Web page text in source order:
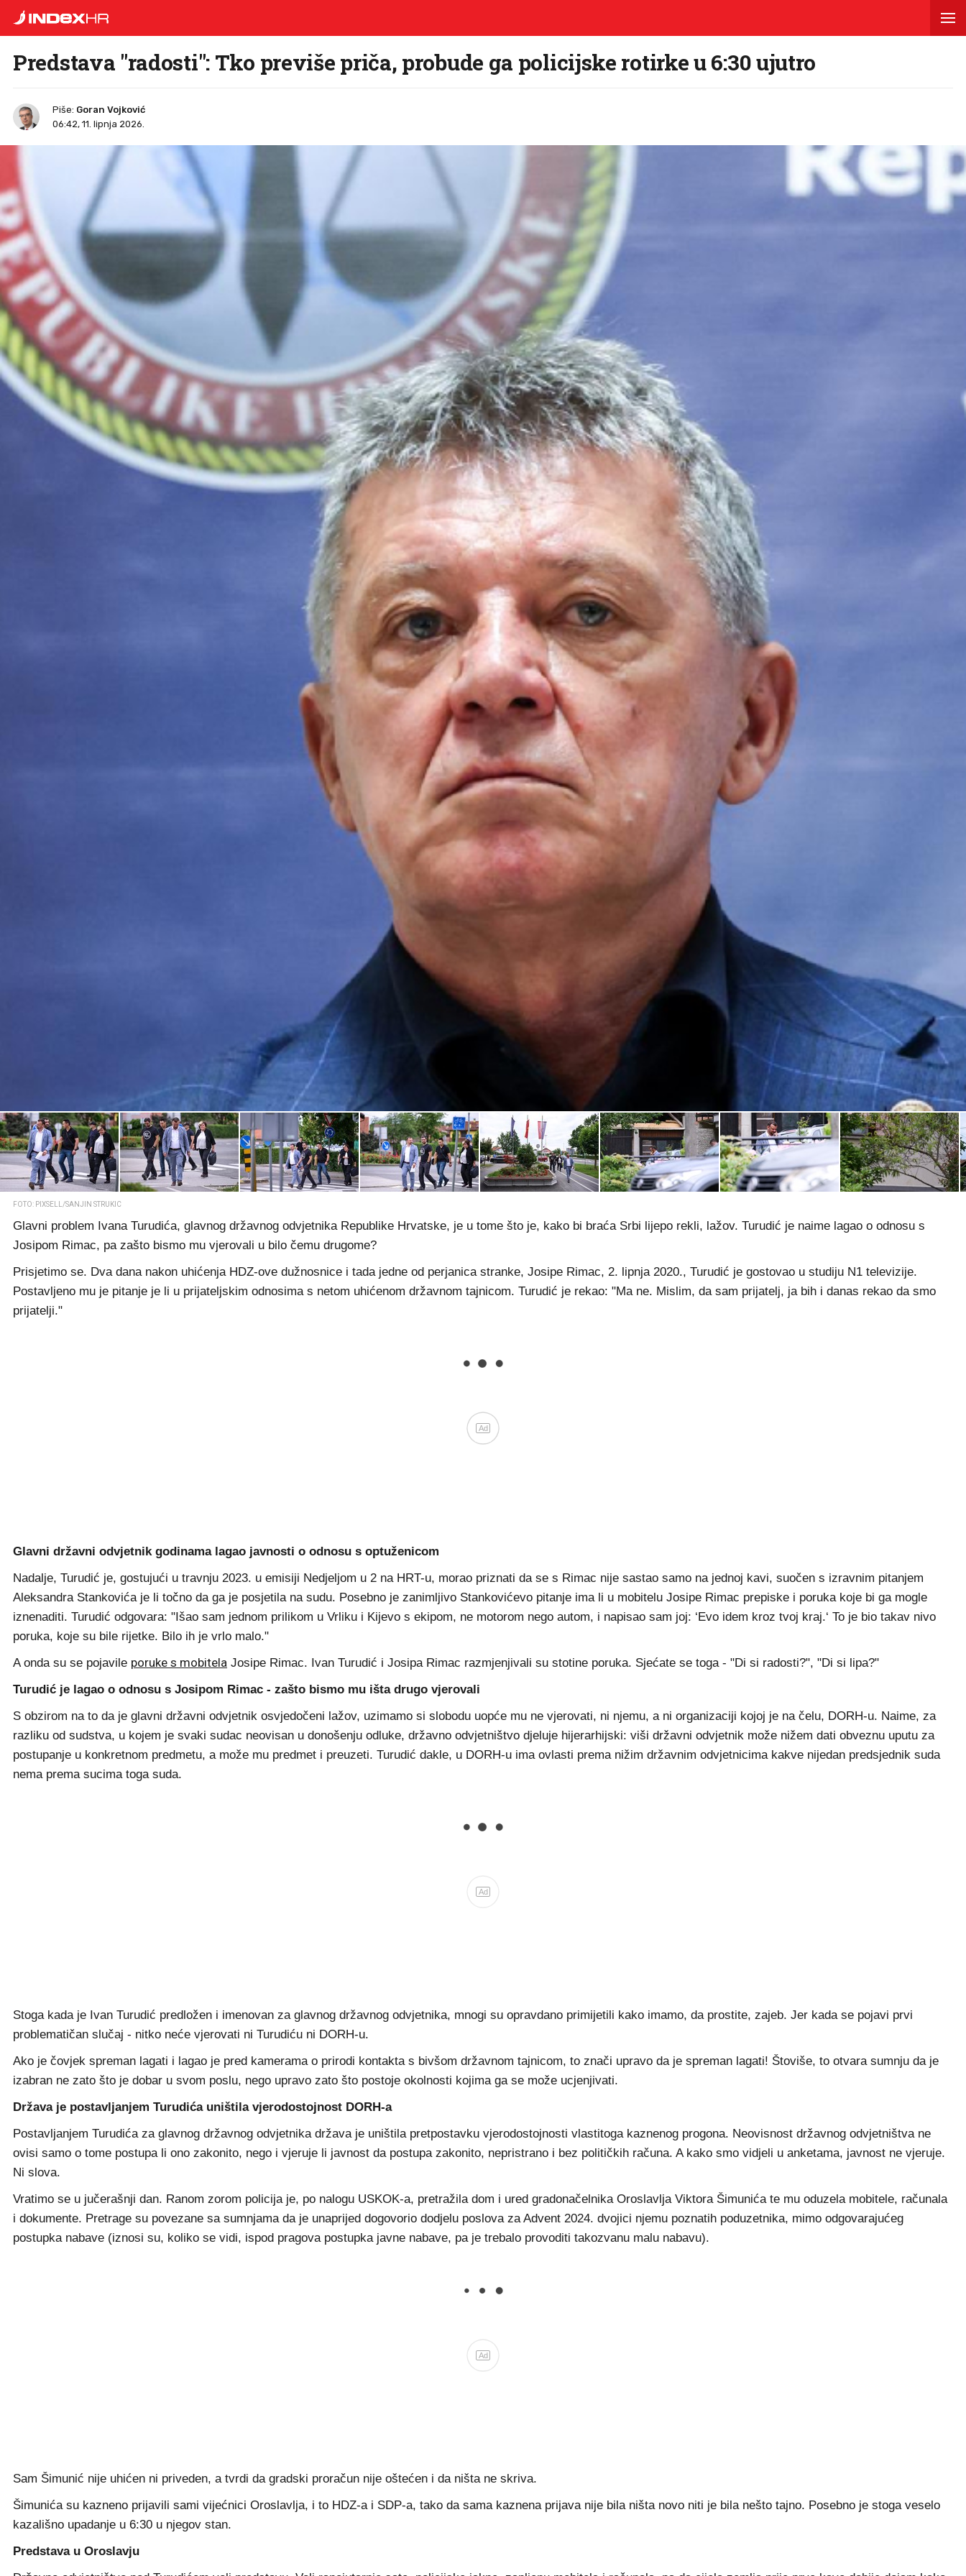
Predstava "radosti": Tko previše priča, probude ga policijske rotirke u 6:30 ujutro
Piše: Goran Vojković
06:42, 11. lipnja 2026.
FOTO: PIXSELL/SANJIN STRUKIC
Glavni problem Ivana Turudića, glavnog državnog odvjetnika Republike Hrvatske, je u tome što je, kako bi braća Srbi lijepo rekli, lažov. Turudić je naime lagao o odnosu s
Josipom Rimac, pa zašto bismo mu vjerovali u bilo čemu drugome?
Prisjetimo se. Dva dana nakon uhićenja HDZ-ove dužnosnice i tada jedne od perjanica stranke, Josipe Rimac, 2. lipnja 2020., Turudić je gostovao u studiju N1 televizije.
Postavljeno mu je pitanje je li u prijateljskim odnosima s netom uhićenom državnom tajnicom. Turudić je rekao: "Ma ne. Mislim, da sam prijatelj, ja bih i danas rekao da smo
prijatelji."
Ad
Glavni državni odvjetnik godinama lagao javnosti o odnosu s optuženicom
Nadalje, Turudić je, gostujući u travnju 2023. u emisiji Nedjeljom u 2 na HRT-u, morao priznati da se s Rimac nije sastao samo na jednoj kavi, suočen s izravnim pitanjem
Aleksandra Stankovića je li točno da ga je posjetila na sudu. Posebno je zanimljivo Stankovićevo pitanje ima li u mobitelu Josipe Rimac prepiske i poruka koje bi ga mogle
iznenaditi. Turudić odgovara: "Išao sam jednom prilikom u Vrliku i Kijevo s ekipom, ne motorom nego autom, i napisao sam joj: ‘Evo idem kroz tvoj kraj.‘ To je bio takav nivo
poruka, koje su bile rijetke. Bilo ih je vrlo malo."
A onda su se pojavile poruke s mobitela Josipe Rimac. Ivan Turudić i Josipa Rimac razmjenjivali su stotine poruka. Sjećate se toga - "Di si radosti?", "Di si lipa?"
Turudić je lagao o odnosu s Josipom Rimac - zašto bismo mu išta drugo vjerovali
S obzirom na to da je glavni državni odvjetnik osvjedočeni lažov, uzimamo si slobodu uopće mu ne vjerovati, ni njemu, a ni organizaciji kojoj je na čelu, DORH-u. Naime, za
razliku od sudstva, u kojem je svaki sudac neovisan u donošenju odluke, državno odvjetništvo djeluje hijerarhijski: viši državni odvjetnik može nižem dati obveznu uputu za
postupanje u konkretnom predmetu, a može mu predmet i preuzeti. Turudić dakle, u DORH-u ima ovlasti prema nižim državnim odvjetnicima kakve nijedan predsjednik suda
nema prema sucima toga suda.
Ad
Stoga kada je Ivan Turudić predložen i imenovan za glavnog državnog odvjetnika, mnogi su opravdano primijetili kako imamo, da prostite, zajeb. Jer kada se pojavi prvi
problematičan slučaj - nitko neće vjerovati ni Turudiću ni DORH-u.
Ako je čovjek spreman lagati i lagao je pred kamerama o prirodi kontakta s bivšom državnom tajnicom, to znači upravo da je spreman lagati! Štoviše, to otvara sumnju da je
izabran ne zato što je dobar u svom poslu, nego upravo zato što postoje okolnosti kojima ga se može ucjenjivati.
Država je postavljanjem Turudića uništila vjerodostojnost DORH-a
Postavljanjem Turudića za glavnog državnog odvjetnika država je uništila pretpostavku vjerodostojnosti vlastitoga kaznenog progona. Neovisnost državnog odvjetništva ne
ovisi samo o tome postupa li ono zakonito, nego i vjeruje li javnost da postupa zakonito, nepristrano i bez političkih računa. A kako smo vidjeli u anketama, javnost ne vjeruje.
Ni slova.
Vratimo se u jučerašnji dan. Ranom zorom policija je, po nalogu USKOK-a, pretražila dom i ured gradonačelnika Oroslavlja Viktora Šimunića te mu oduzela mobitele, računala
i dokumente. Pretrage su povezane sa sumnjama da je unaprijed dogovorio dodjelu poslova za Advent 2024. dvojici njemu poznatih poduzetnika, mimo odgovarajućeg
postupka nabave (iznosi su, koliko se vidi, ispod pragova postupka javne nabave, pa je trebalo provoditi takozvanu malu nabavu).
Ad
Sam Šimunić nije uhićen ni priveden, a tvrdi da gradski proračun nije oštećen i da ništa ne skriva.
Šimunića su kazneno prijavili sami vijećnici Oroslavlja, i to HDZ-a i SDP-a, tako da sama kaznena prijava nije bila ništa novo niti je bila nešto tajno. Posebno je stoga veselo
kazališno upadanje u 6:30 u njegov stan.
Predstava u Oroslavju